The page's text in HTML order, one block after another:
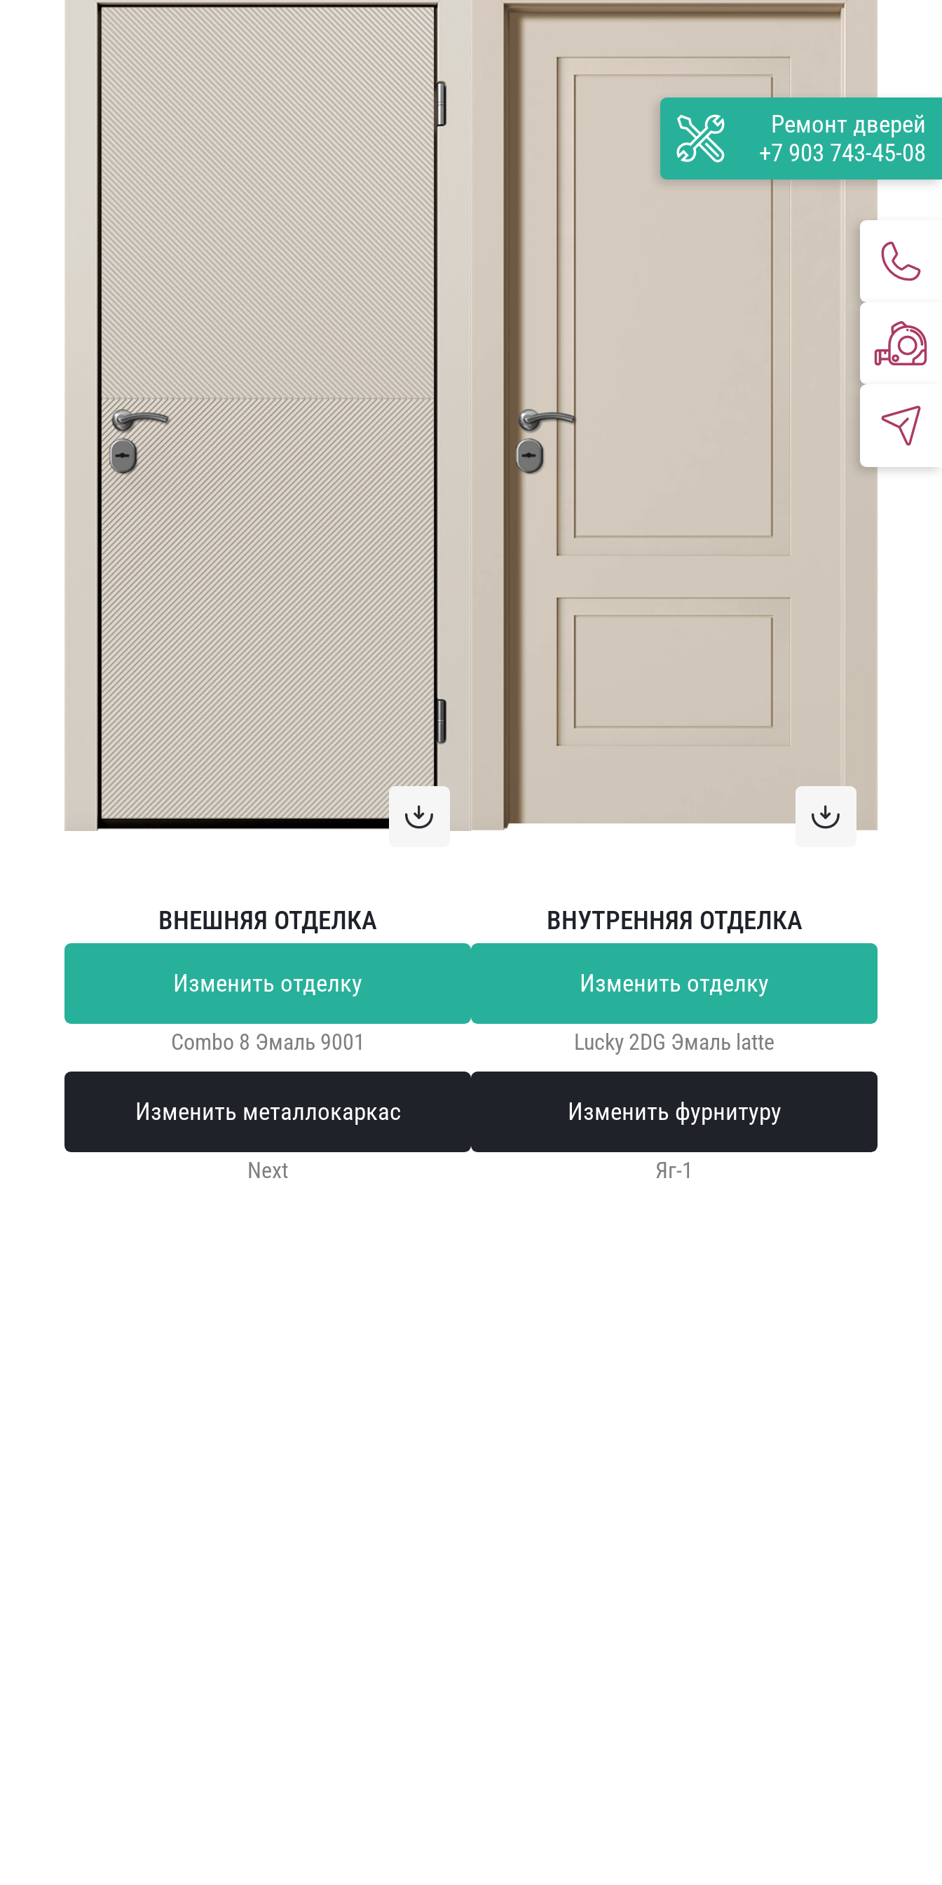
ВНЕШНЯЯ ОТДЕЛКА
Изменить отделку
Combo 8 Эмаль 9001
Изменить металлокаркас
Next
ВНУТРЕННЯЯ ОТДЕЛКА
Изменить отделку
Lucky 2DG Эмаль latte
Изменить фурнитуру
Яг-1
Ремонт дверей
+7 903 743-45-08